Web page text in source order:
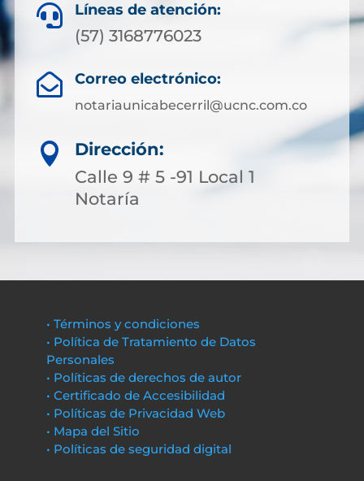
 Líneas de atención:
(57) 3168776023
 Correo electrónico:
notariaunicabecerril@ucnc.com.co

Dirección:
Calle 9 # 5 -91 Local 1
Notaría
• Términos y condiciones
• Política de Tratamiento de Datos
Personales
• Políticas de derechos de autor
• Certificado de Accesibilidad
• Políticas de Privacidad Web
• Mapa del Sitio
• Políticas de seguridad digital